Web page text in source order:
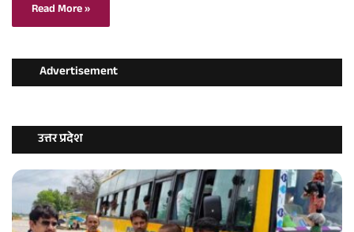
Read More »
Advertisement
उत्तर प्रदेश